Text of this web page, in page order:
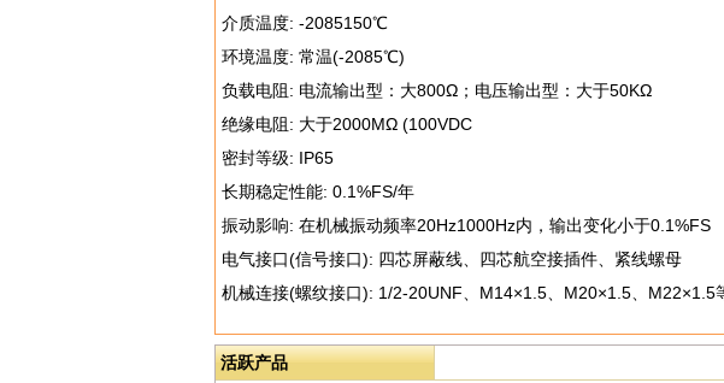
介质温度: -2085150℃
环境温度: 常温(-2085℃)
负载电阻: 电流输出型：大800Ω；电压输出型：大于50KΩ
绝缘电阻: 大于2000MΩ (100VDC
密封等级: IP65
长期稳定性能: 0.1%FS/年
振动影响: 在机械振动频率20Hz1000Hz内，输出变化小于0.1%FS
电气接口(信号接口): 四芯屏蔽线、四芯航空接插件、紧线螺母
机械连接(螺纹接口): 1/2-20UNF、M14×1.5、M20×1.5、M22×1.5
活跃产品